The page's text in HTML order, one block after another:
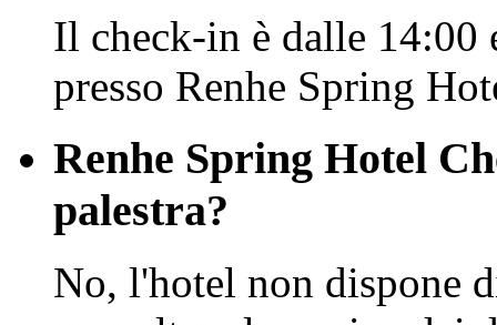
Il check-in è dalle
presso Renhe Spring
Renhe Spring Hotel
palestra?
No, l'hotel non dispone